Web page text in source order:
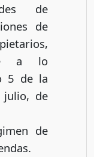
de
de
a lo
5 de la
julio, de
de